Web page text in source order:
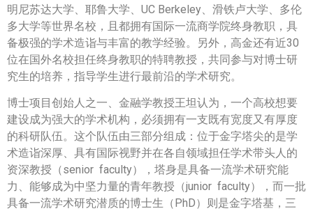
明尼苏达大学、耶鲁大学、UC Berkeley、滑铁卢大学、多伦
多大学等世界名校，且都拥有国际一流商学院终身教职，具
备极强的学术造诣与丰富的教学经验。另外，高金还有近30
位在国外名校担任终身教职的特聘教授，共同参与对博士研
究生的培养，指导学生进行最前沿的学术研究。
博士项目创始人之一、金融学教授王坦认为，一个高校想要
建设成为强大的学术机构，必须拥有一支既有宽度又有厚度
的科研队伍。这个队伍由三部分组成：位于金字塔尖的是学
术造诣深厚、具有国际视野并在各自领域担任学术带头人的
资深教授（senior faculty），塔身是具备一流学术研究能
力、能够成为中坚力量的青年教授（junior faculty），而一批
具备一流学术研究潜质的博士生（PhD）则是金字塔基，三